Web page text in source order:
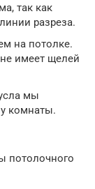
так как
разреза.
на потолке.
имеет щелей
мы
комнаты.
потолочного